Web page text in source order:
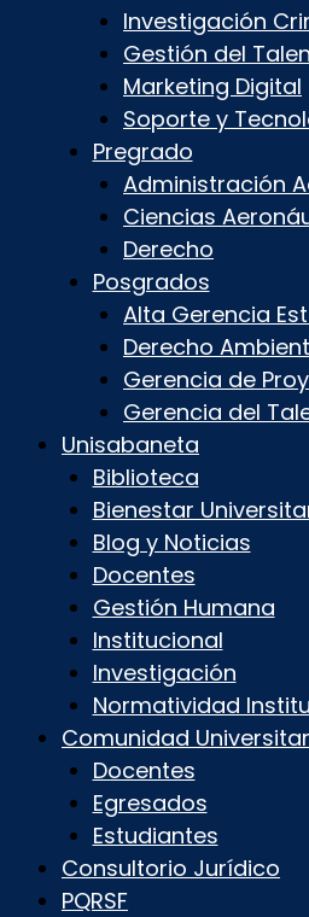
Investigación
Gestión del
Marketing Digital
Soporte y
Pregrado
Administración
Ciencias
Derecho
Posgrados
Alta Gerencia
Derecho
Gerencia de
Gerencia del
Unisabaneta
Biblioteca
Bienestar
Blog y Noticias
Docentes
Gestión Humana
Institucional
Investigación
Normatividad
Comunidad
Docentes
Egresados
Estudiantes
Consultorio Jurídico
PQRSF